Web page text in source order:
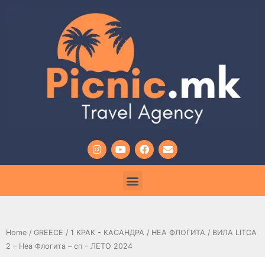
Home / GREECE / 1 КРАК - КАСАНДРА / НЕА ФЛОГИТА / ВИЛА LITCA
2 – Неа Флогита – сп – ЛЕТО 2024